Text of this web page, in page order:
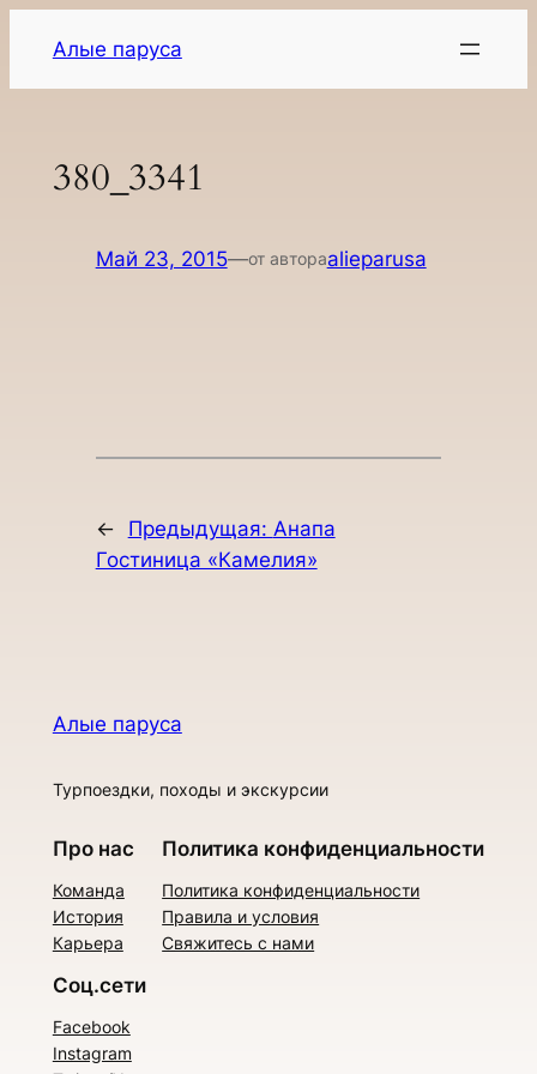
содержимому
Алые паруса
380_3341
Май 23, 2015—от автораalieparusa
← Предыдущая: Анапа
Гостиница «Камелия»
Алые паруса
Турпоездки, походы и экскурсии
Про нас
Команда
История
Карьера
Политика конфиденциальности
Политика конфиденциальности
Правила и условия
Свяжитесь с нами
Соц.сети
Facebook
Instagram